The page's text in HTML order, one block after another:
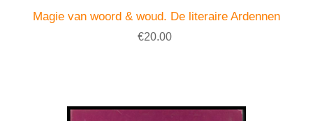
Magie van woord & woud. De literaire Ardennen
€20.00